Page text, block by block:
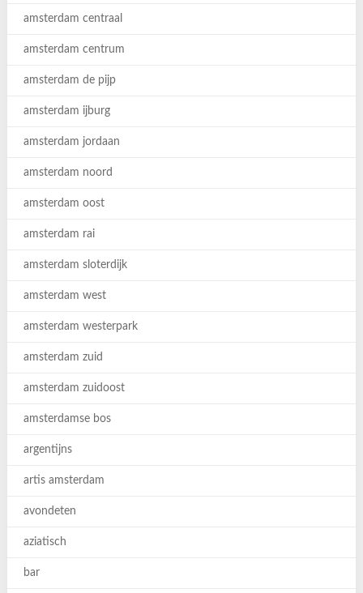
amsterdam centraal
amsterdam centrum
amsterdam de pijp
amsterdam ijburg
amsterdam jordaan
amsterdam noord
amsterdam oost
amsterdam rai
amsterdam sloterdijk
amsterdam west
amsterdam westerpark
amsterdam zuid
amsterdam zuidoost
amsterdamse bos
argentijns
artis amsterdam
avondeten
aziatisch
bar